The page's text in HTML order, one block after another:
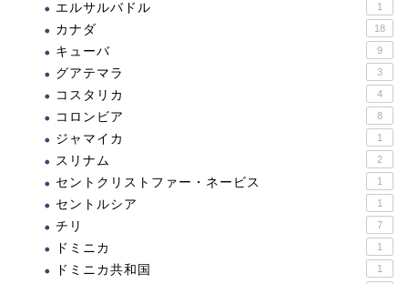
エルサルバドル 1
カナダ 18
キューバ 9
グアテマラ 3
コスタリカ 4
コロンビア 8
ジャマイカ 1
スリナム 2
セントクリストファー・ネービス 1
セントルシア 1
チリ 7
ドミニカ 1
ドミニカ共和国 1